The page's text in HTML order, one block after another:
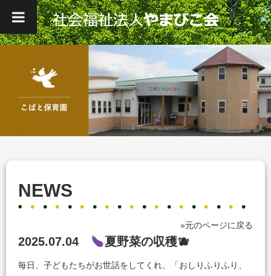
NEWS
»元のページに戻る
2025.07.04 夏野菜の収穫🫐
毎日、子どもたちがお世話をしてくれ、「おしりふりふり、